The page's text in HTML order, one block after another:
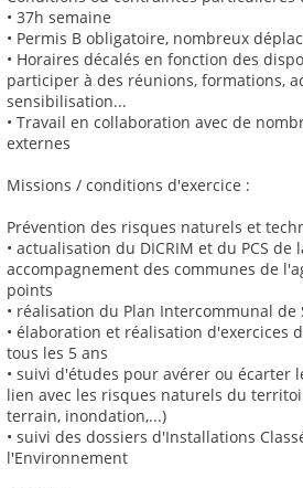
• 37h semaine
• Permis B obligatoire, nombreux
• Horaires décalés en fonction des
participer à des réunions, formations,
sensibilisation...
• Travail en collaboration avec de
externes
Missions / conditions d'exercice :
Prévention des risques naturels et
• actualisation du DICRIM et du PCS
accompagnement des communes de
points
• réalisation du Plan Intercommunal de
• élaboration et réalisation d'exercices
tous les 5 ans
• suivi d'études pour avérer ou écarter
lien avec les risques naturels du
terrain, inondation,...)
• suivi des dossiers d'Installations
l'Environnement